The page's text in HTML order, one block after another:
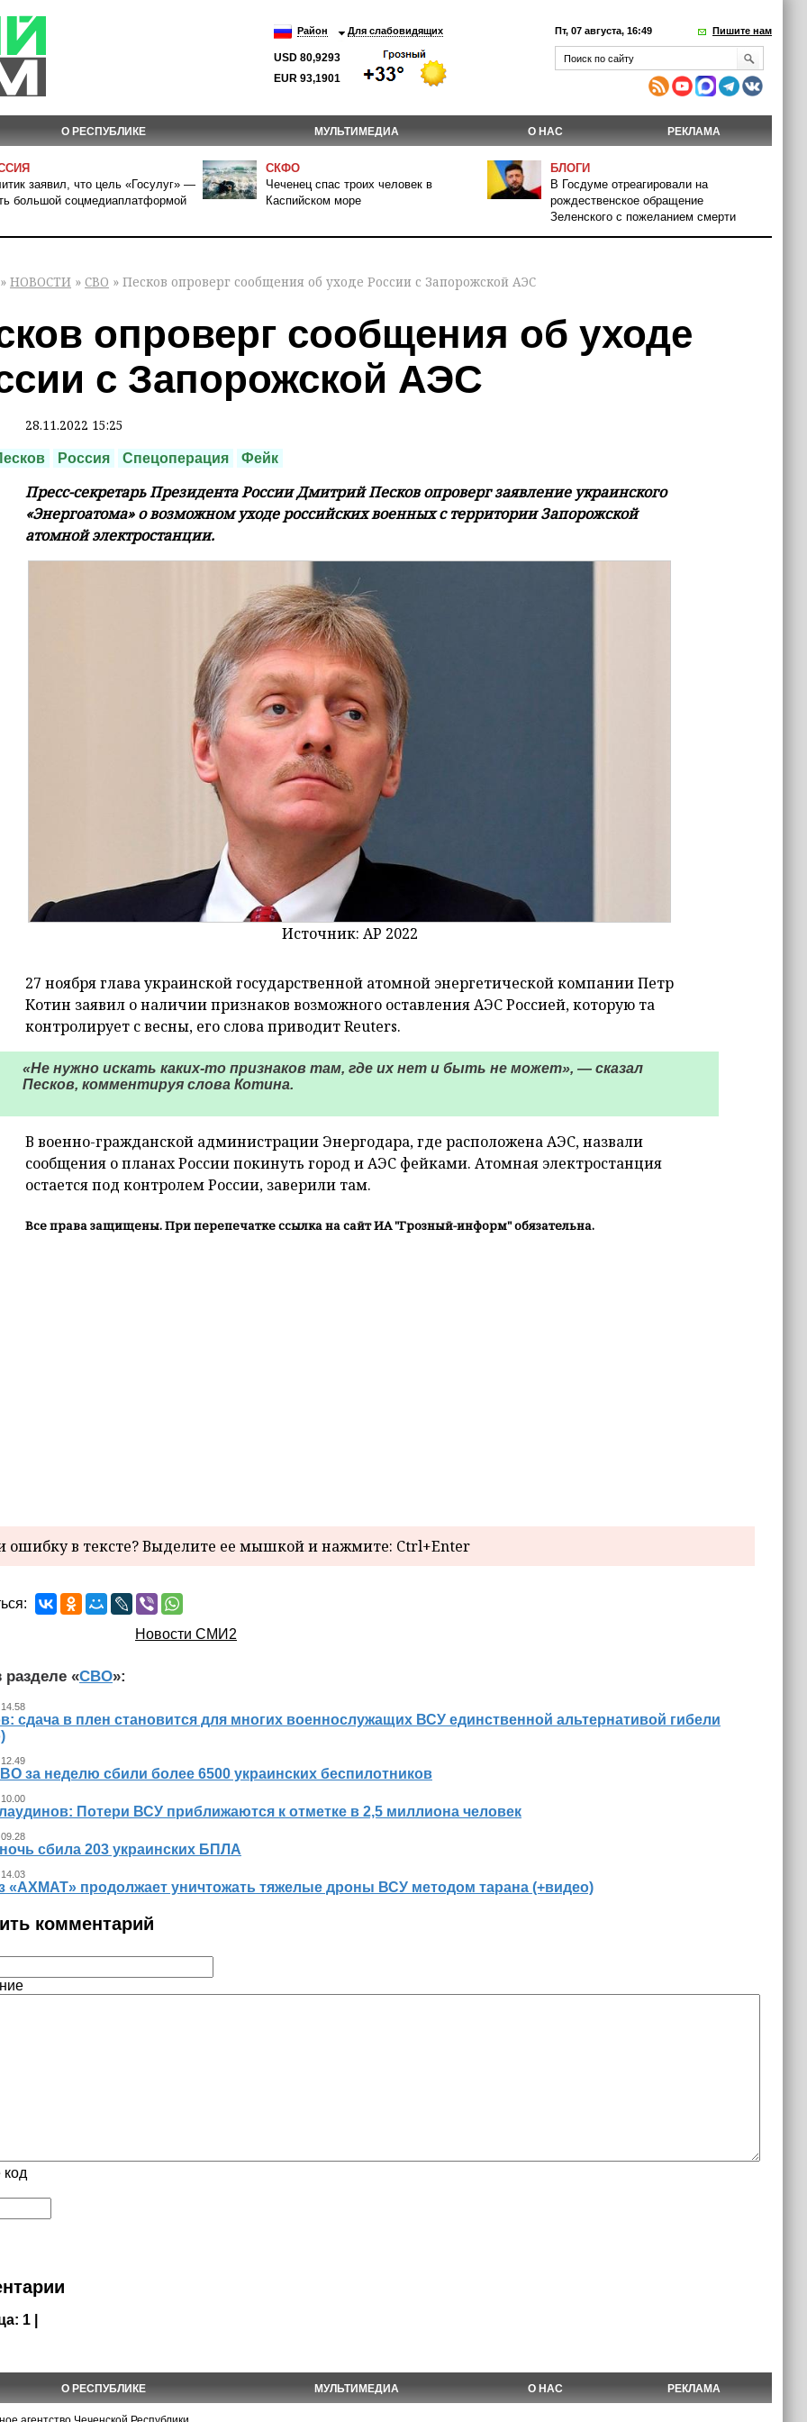
Район Для слабовидящих
USD 80,9293
EUR 93,1901
Пт, 07 августа, 16:49 Пишите нам
О РЕСПУБЛИКЕ МУЛЬТИМЕДИА О НАС РЕКЛАМА
заявил, что цель «Госулуг» —
большой соцмедиаплатформой
СКФО
Чеченец спас троих человек в
Каспийском море
БЛОГИ
В Госдуме отреагировали на
рождественское обращение
Зеленского с пожеланием смерти
» НОВОСТИ » СВО » Песков опроверг сообщения об уходе России с Запорожской АЭС
опроверг сообщения об уходе
с Запорожской АЭС
28.11.2022 15:25
Россия Спецоперация Фейк
Пресс-секретарь Президента России Дмитрий Песков опроверг заявление украинского
«Энергоатома» о возможном уходе российских военных с территории Запорожской
атомной электростанции.
Источник: AP 2022
27 ноября глава украинской государственной атомной энергетической компании Петр
Котин заявил о наличии признаков возможного оставления АЭС Россией, которую та
контролирует с весны, его слова приводит Reuters.
«Не нужно искать каких-то признаков там, где их нет и быть не может», — сказал
Песков, комментируя слова Котина.
В военно-гражданской администрации Энергодара, где расположена АЭС, назвали
сообщения о планах России покинуть город и АЭС фейками. Атомная электростанция
остается под контролем России, заверили там.
Все права защищены. При перепечатке ссылка на сайт ИА "Грозный-информ" обязательна.
в тексте? Выделите ее мышкой и нажмите: Ctrl+Enter
Новости СМИ2
разделе «СВО»:
сдача в плен становится для многих военнослужащих ВСУ единственной альтернативой гибели
за неделю сбили более 6500 украинских беспилотников
Потери ВСУ приближаются к отметке в 2,5 миллиона человек
сбила 203 украинских БПЛА
«АХМАТ» продолжает уничтожать тяжелые дроны ВСУ методом тарана (+видео)
комментарий
код
1 |
О РЕСПУБЛИКЕ МУЛЬТИМЕДИА О НАС РЕКЛАМА